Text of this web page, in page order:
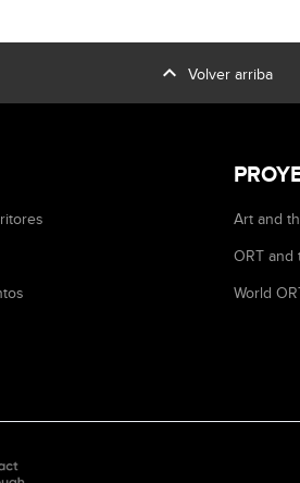
expand_less Volver arriba
Art and
ORT and
World